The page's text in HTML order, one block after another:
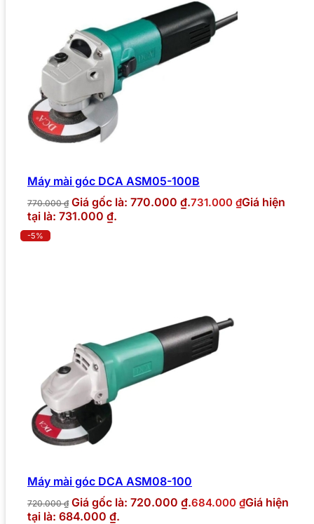
Máy mài góc DCA ASM05-100B
770.000₫ Giá gốc là: 770.000 ₫.731.000 ₫Giá hiện
tại là: 731.000 ₫.
-5%
Máy mài góc DCA ASM08-100
720.000₫ Giá gốc là: 720.000 ₫.684.000 ₫Giá hiện
tại là: 684.000 ₫.